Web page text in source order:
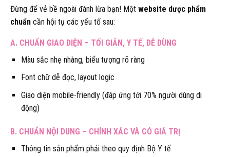
Đừng để vẻ bề ngoài đánh lừa bạn! Một website dược phẩm
chuẩn cần hội tụ các yếu tố sau:
A. CHUẨN GIAO DIỆN – TỐI GIẢN, Y TẾ, DỄ DÙNG
Màu sắc nhẹ nhàng, biểu tượng rõ ràng
Font chữ dễ đọc, layout logic
Giao diện mobile-friendly (đáp ứng tới 70% người dùng di
động)
B. CHUẨN NỘI DUNG – CHÍNH XÁC VÀ CÓ GIÁ TRỊ
Thông tin sản phẩm phải theo quy định Bộ Y tế